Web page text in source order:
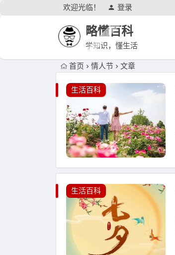
欢迎光临！ 登录
略懂百科
学知识，懂生活
首页 情人节 文章
生活百科
生活百科